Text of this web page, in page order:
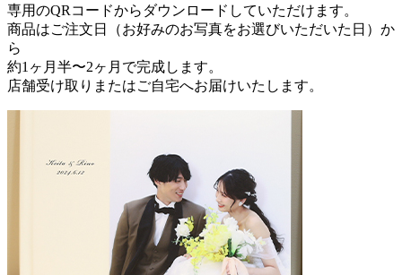
専用のQRコードからダウンロードしていただけます。
商品はご注文日（お好みのお写真をお選びいただいた日）か
ら
約1ヶ月半〜2ヶ月で完成します。
店舗受け取りまたはご自宅へお届けいたします。